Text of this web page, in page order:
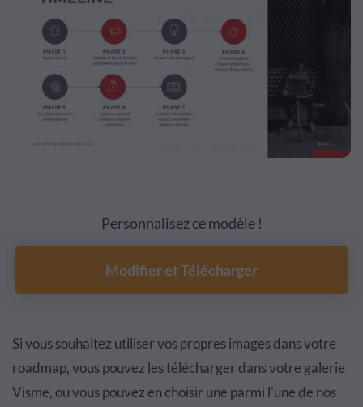
Personnalisez ce modèle !
Modifier et Télécharger
Si vous souhaitez utiliser vos propres images dans votre
roadmap, vous pouvez les télécharger dans votre galerie
Visme, ou vous pouvez en choisir une parmi l'une de nos